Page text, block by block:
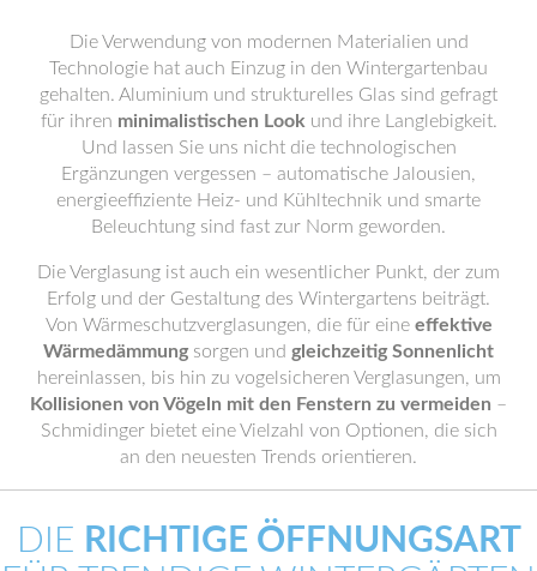
Die Verwendung von modernen Materialien und
Technologie hat auch Einzug in den Wintergartenbau
gehalten. Aluminium und strukturelles Glas sind gefragt
für ihren minimalistischen Look und ihre Langlebigkeit.
Und lassen Sie uns nicht die technologischen
Ergänzungen vergessen – automatische Jalousien,
energieeffiziente Heiz- und Kühltechnik und smarte
Beleuchtung sind fast zur Norm geworden.
Die Verglasung ist auch ein wesentlicher Punkt, der zum
Erfolg und der Gestaltung des Wintergartens beiträgt.
Von Wärmeschutzverglasungen, die für eine effektive
Wärmedämmung sorgen und gleichzeitig Sonnenlicht
hereinlassen, bis hin zu vogelsicheren Verglasungen, um
Kollisionen von Vögeln mit den Fenstern zu vermeiden –
Schmidinger bietet eine Vielzahl von Optionen, die sich
an den neuesten Trends orientieren.
DIE RICHTIGE ÖFFNUNGSART